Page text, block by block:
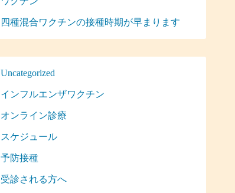
四種混合ワクチンの接種時期が早まります
Uncategorized
インフルエンザワクチン
オンライン診療
スケジュール
予防接種
受診される方へ